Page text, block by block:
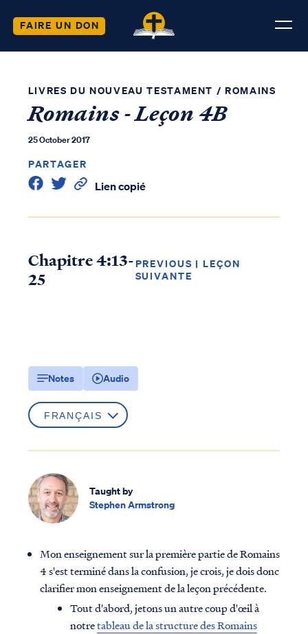
FAIRE UN DON
LIVRES DU NOUVEAU TESTAMENT /ROMAINS
Romains - Leçon 4B
25 October 2017
PARTAGER
Lien copié
Chapitre 4:13-
25
PREVIOUS |LEÇON
SUIVANTE
Notes Audio
Taught by
Stephen Armstrong
Mon enseignement sur la première partie de Romains
4 s'est terminé dans la confusion, je crois, je dois donc
clarifier mon enseignement de la leçon précédente.
Tout d'abord, jetons un autre coup d'œil à
notretableau de la structure des Romains